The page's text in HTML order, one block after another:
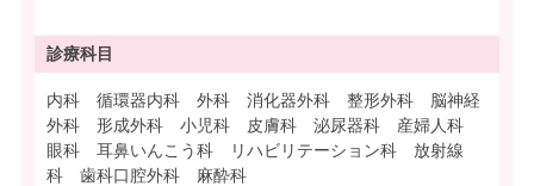
診療科目
内科 循環器内科 外科 消化器外科 整形外科 脳神経
外科 形成外科 小児科 皮膚科 泌尿器科 産婦人科
眼科 耳鼻いんこう科 リハビリテーション科 放射線
科 歯科口腔外科 麻酔科